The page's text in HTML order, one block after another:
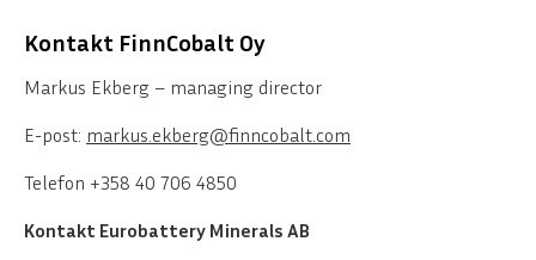
Kontakt FinnCobalt Oy
Markus Ekberg – managing director
E-post: markus.ekberg@finncobalt.com
Telefon +358 40 706 4850
Kontakt Eurobattery Minerals AB